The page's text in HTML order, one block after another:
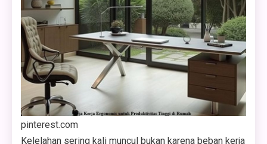
pinterest.com
Kelelahan sering kali muncul bukan karena beban kerja